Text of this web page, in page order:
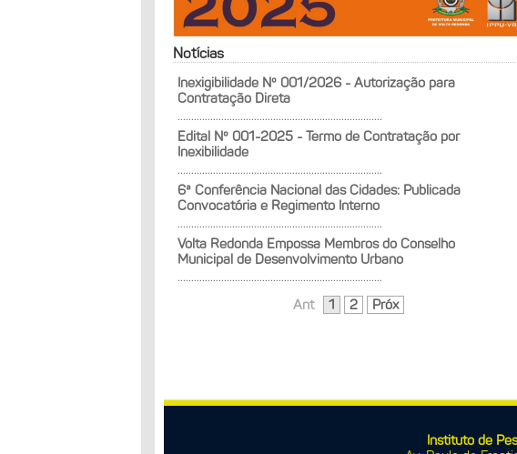
Notícias
Inexigibilidade Nº 001/2026 - Autorização para
Contratação Direta
...........................................................................
Edital Nº 001-2025 - Termo de Contratação por
Inexibilidade
...........................................................................
6ª Conferência Nacional das Cidades: Publicada
Convocatória e Regimento Interno
...........................................................................
Volta Redonda Empossa Membros do Conselho
Municipal de Desenvolvimento Urbano
...........................................................................
Ant
1 2 Próx
Instituto de